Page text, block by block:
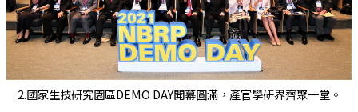
2.國家生技研究園區DEMO DAY開幕圓滿，產官學研界齊聚一堂。